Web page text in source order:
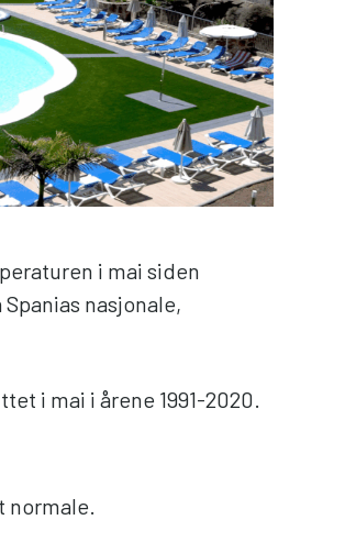
i mai siden
nasjonale,
i mai i årene 1991-2020.
normale.